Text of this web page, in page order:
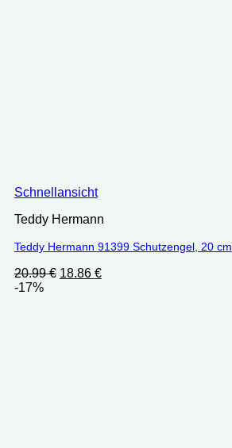
Schnellansicht
Teddy Hermann
Teddy Hermann 91399 Schutzengel, 20 cm
20.99€ Ursprünglicher
18.86 €Aktueller
-17%